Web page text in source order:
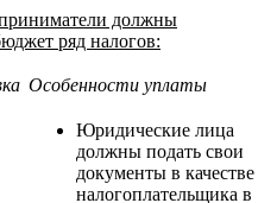
должны
ряд налогов:
Особенности уплаты
Юридические лица
должны подать свои
документы в качестве
налогоплательщика в